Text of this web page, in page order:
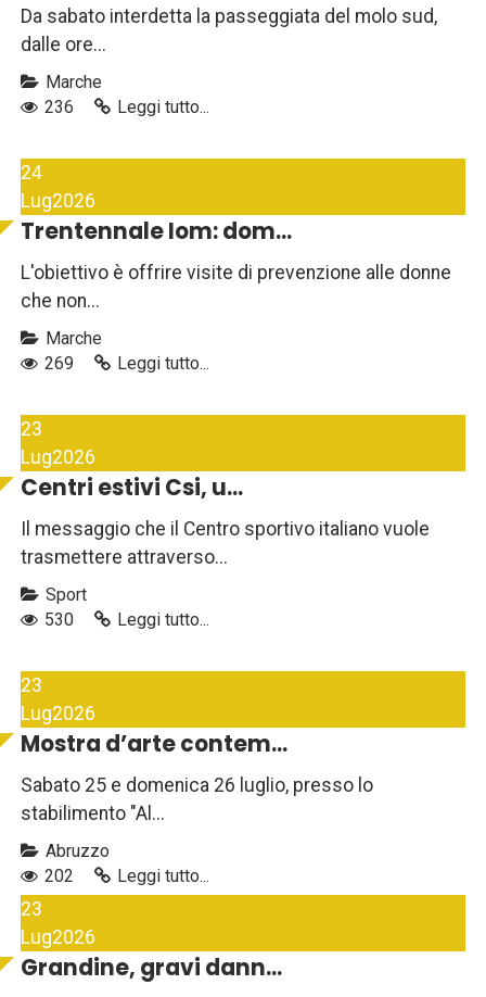
Da sabato interdetta la passeggiata del molo sud,
dalle ore...
Marche
236
Leggi tutto...
24
Lug2026
Trentennale Iom: dom...
L'obiettivo è offrire visite di prevenzione alle donne
che non...
Marche
269
Leggi tutto...
23
Lug2026
Centri estivi Csi, u...
Il messaggio che il Centro sportivo italiano vuole
trasmettere attraverso...
Sport
530
Leggi tutto...
23
Lug2026
Mostra d’arte contem...
Sabato 25 e domenica 26 luglio, presso lo
stabilimento "Al...
Abruzzo
202
Leggi tutto...
23
Lug2026
Grandine, gravi dann...